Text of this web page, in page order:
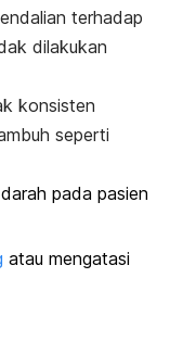
terhadap
dilakukan
konsisten
seperti
pada pasien
atau mengatasi